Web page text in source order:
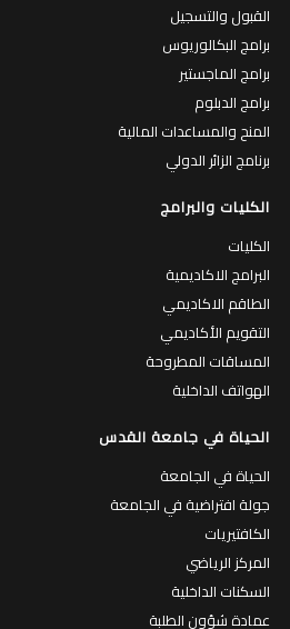
القبول والتسجيل
برامج البكالوريوس
برامج الماجستير
برامج الدبلوم
المنح والمساعدات المالية
برنامج الزائر الدولي
الكليات والبرامج
الكليات
البرامج الاكاديمية
الطاقم الاكاديمي
التقويم الأكاديمي
المساقات المطروحة
الهواتف الداخلية
الحياة في جامعة القدس
الحياة في الجامعة
جولة افتراضية في الجامعة
الكافتيريات
المركز الرياضي
السكنات الداخلية
عمادة شؤون الطلبة